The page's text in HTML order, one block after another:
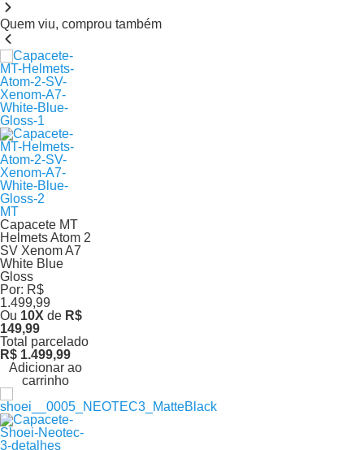
Quem viu, comprou também
MT
Capacete MT
Helmets Atom 2
SV Xenom A7
White Blue
Gloss
Por: R$
1.499,99
Ou 10X de R$
149,99
Total parcelado
R$ 1.499,99
Adicionar ao
carrinho